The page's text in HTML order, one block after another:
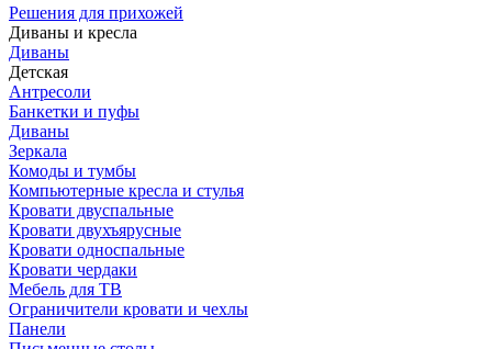
Решения для прихожей
Диваны и кресла
Диваны
Детская
Антресоли
Банкетки и пуфы
Диваны
Зеркала
Комоды и тумбы
Компьютерные кресла и стулья
Кровати двуспальные
Кровати двухъярусные
Кровати односпальные
Кровати чердаки
Мебель для ТВ
Ограничители кровати и чехлы
Панели